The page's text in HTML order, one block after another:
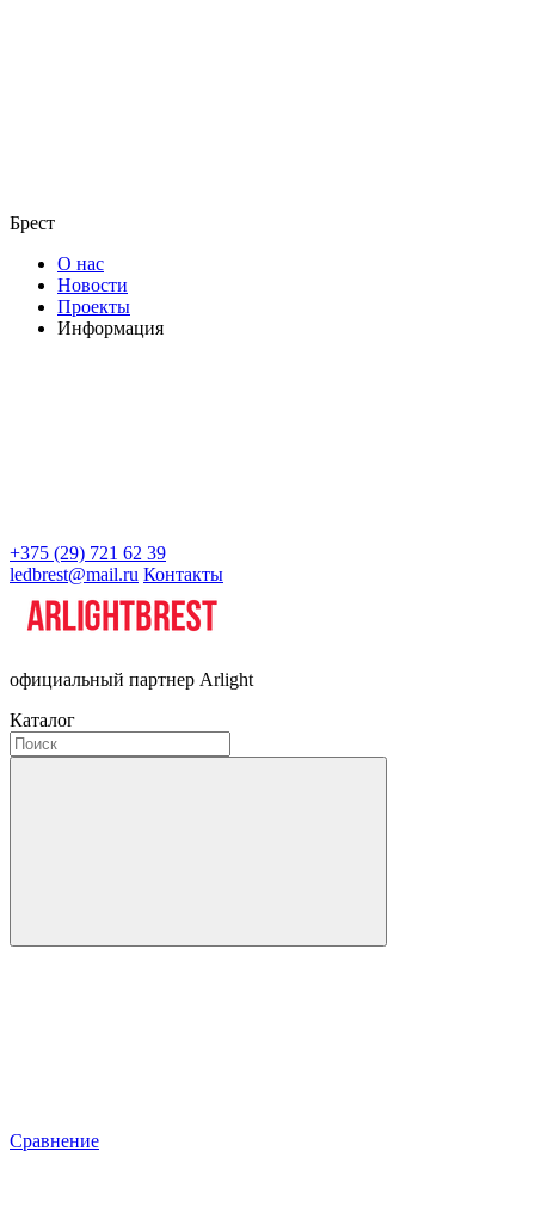
Брест
О нас
Новости
Проекты
Информация
+375 (29) 721 62 39
ledbrest@mail.ru Контакты
официальный партнер Arlight
Каталог
Сравнение